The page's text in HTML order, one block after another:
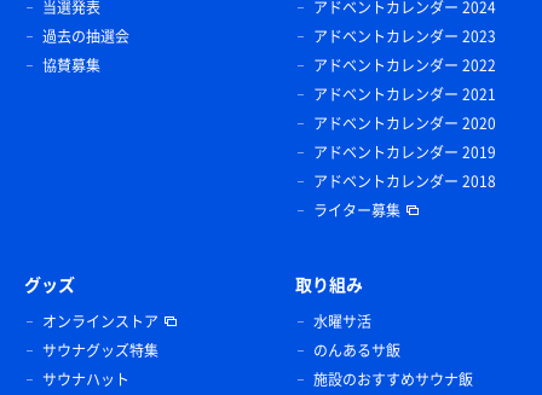
当選発表
過去の抽選会
協賛募集
アドベントカレンダー 2024
アドベントカレンダー 2023
アドベントカレンダー 2022
アドベントカレンダー 2021
アドベントカレンダー 2020
アドベントカレンダー 2019
アドベントカレンダー 2018
ライター募集
グッズ
オンラインストア
サウナグッズ特集
サウナハット
取り組み
水曜サ活
のんあるサ飯
施設のおすすめサウナ飯